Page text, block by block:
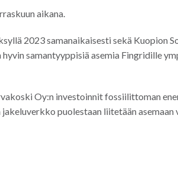
aikana.
2023 samanaikaisesti sekä Kuopion
samantyyppisiä asemia Fingridille
Oy:n investoinnit fossiilittoman
puolestaan liitetään asemaan